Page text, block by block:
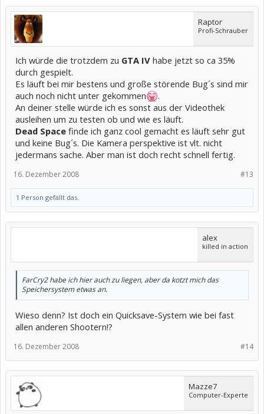
Raptor
Profi-Schrauber
Ich würde die trotzdem zu GTA IV habe jetzt so ca 35%
durch gespielt.
Es läuft bei mir bestens und große störende Bug´s sind mir
auch noch nicht unter gekommen
.
An deiner stelle würde ich es sonst aus der Videothek
ausleihen um zu testen ob und wie es läuft.
Dead Space finde ich ganz cool gemacht es läuft sehr gut
und keine Bug´s. Die Kamera perspektive ist vlt. nicht
jedermans sache. Aber man ist doch recht schnell fertig.
#13
16. Dezember 2008
1 Person gefällt das.
alex
killed in action
FarCry2 habe ich hier auch zu liegen, aber da kotzt mich das
Speichersystem etwas an.
Wieso denn? Ist doch ein Quicksave-System wie bei fast
allen anderen Shootern!?
#14
16. Dezember 2008
Mazze7
Computer-Experte